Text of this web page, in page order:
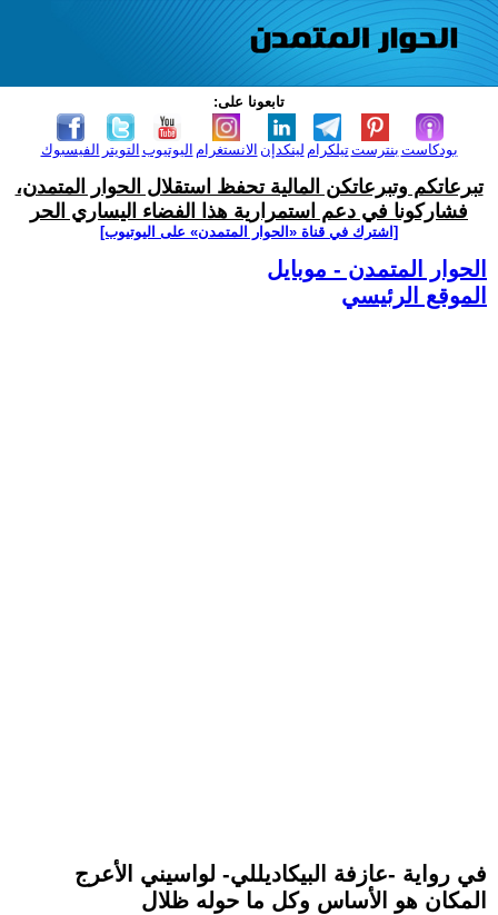
تابعونا على:
الفيسبوك التويتر اليوتيوب الانستغرام لينكدإن تيلكرامبنترست بودكاست
تبرعاتكم وتبرعاتكن المالية تحفظ استقلال الحوار المتمدن،
فشاركونا في دعم استمرارية هذا الفضاء اليساري الحر
[اشترك في قناة ‫«الحوار المتمدن» على اليوتيوب]
الحوار المتمدن - موبايل
الموقع الرئيسي
في رواية -عازفة البيكاديللي- لواسيني الأعرج
المكان هو الأساس وكل ما حوله ظلال